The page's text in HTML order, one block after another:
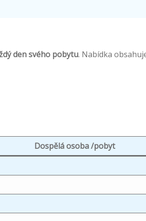
den svého pobytu. Nabídka
Dospělá osoba /pobyt